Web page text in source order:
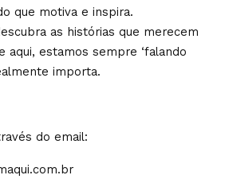
que motiva e inspira.
as histórias que merecem
aqui, estamos sempre ‘falando
importa.
do email: